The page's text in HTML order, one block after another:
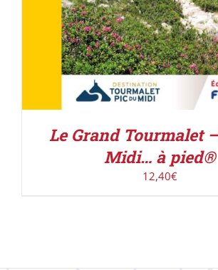
Le Grand Tourmalet
Midi… à pied®
12,40€